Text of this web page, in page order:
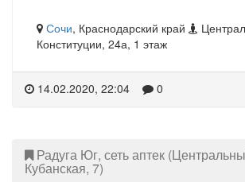
Сочи, Краснодарский край
Конституции, 24а, 1 этаж
14.02.2020, 22:04 0
Радуга Юг, сеть аптек
Кубанская, 7)